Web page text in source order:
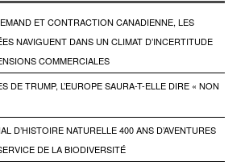
ET CONTRACTION CANADIENNE, LES
NAVIGUENT DANS UN CLIMAT D’INCERTITUDE
COMMERCIALES
DE TRUMP, L’EUROPE SAURA-T-ELLE DIRE « NON
D’HISTOIRE NATURELLE 400 ANS D’AVENTURES
DE LA BIODIVERSITÉ